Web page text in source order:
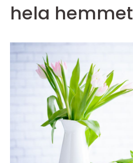
hela hemmet